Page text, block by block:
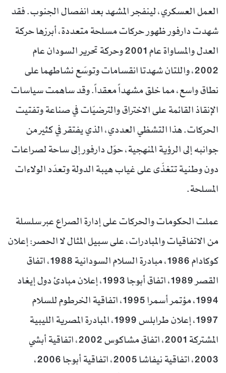
العمل العسكري، لينفجر المشهد بعد انفصال الجنوب. فقد
شهدت دارفور ظهور حركات مسلحة متعددة، أبرزها حركة
العدل والمساواة عام 2001 وحركة تحرير السودان عام
2002، واللتان شهدتا انقسامات وتوسّع نشاطهما على
نطاق واسع، مما خلق مشهداً معقداً. وقد ساهمت سياسات
الإنقاذ القائمة على الاختراق والترضيّات في صناعة وتفتيت
الحركات. هذا التشظي العددي، الذي يفتقر في كثير من
جوانبه إلى الرؤية المنهجية، حوّل دارفور إلى ساحة لصراعات
دون وطنية تتغذّى على غياب هيبة الدولة وتعدّد الولاءات
المسلحة.
عملت الحكومات والحركات على إدارة الصراع عبر سلسلة
من الاتفاقيات والمبادرات، على سبيل المثال لا الحصر: إعلان
كوكادام 1986، مبادرة السلام السودانية 1988، اتفاق
القصر 1989، اتفاق أبوجا 1993، إعلان مبادئ دول إيغاد
1994، مؤتمر أسمرا 1995، اتفاقية الخرطوم للسلام
1997، إعلان طرابلس 1999، المبادرة المصرية الليبية
المشتركة 2001، اتفاق مشاكوس 2002، اتفاقية أبشي
2003، اتفاقية نيفاشا 2005، اتفاقية أبوجا 2006،